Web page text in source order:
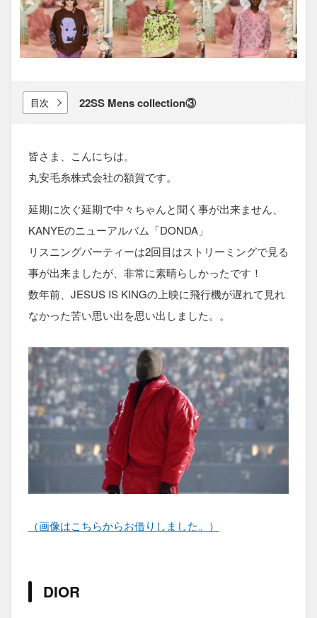
目次 22SS Mens collection③
皆さま、こんにちは。
丸安毛糸株式会社の額賀です。
延期に次ぐ延期で中々ちゃんと聞く事が出来ません、
KANYEのニューアルバム「DONDA」
リスニングパーティーは2回目はストリーミングで見る
事が出来ましたが、非常に素晴らしかったです！
数年前、JESUS IS KINGの上映に飛行機が遅れて見れ
なかった苦い思い出を思い出しました。。
（画像はこちらからお借りしました。）
DIOR